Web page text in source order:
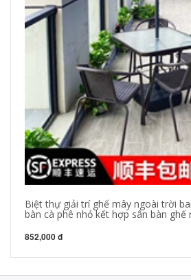
Biệt thự giải trí ghế mây ngoài trời
bàn cà phê nhỏ kết hợp sân bàn
852,000 đ